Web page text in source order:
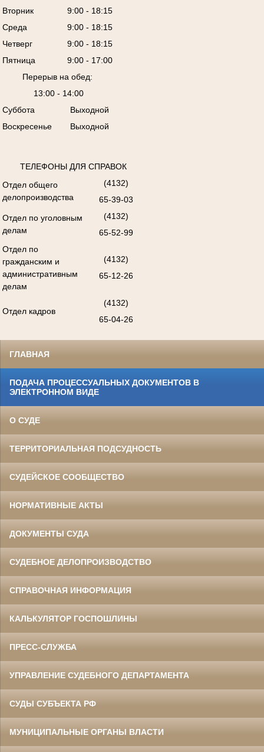
Вторник
9:00 - 18:15
Среда
9:00 - 18:15
Четверг
9:00 - 18:15
Пятница
9:00 - 17:00
Перерыв на обед:
13:00 - 14:00
Суббота
Выходной
Воскресенье
Выходной
ТЕЛЕФОНЫ ДЛЯ СПРАВОК
Отдел общего
делопроизводства
(4132)
65-39-03
Отдел по уголовным
делам
(4132)
65-52-99
Отдел по
гражданским и
административным
делам
(4132)
65-12-26
Отдел кадров
(4132)
65-04-26
ГЛАВНАЯ
ПОДАЧА ПРОЦЕССУАЛЬНЫХ ДОКУМЕНТОВ В
ЭЛЕКТРОННОМ ВИДЕ
О СУДЕ
ТЕРРИТОРИАЛЬНАЯ ПОДСУДНОСТЬ
СУДЕЙСКОЕ СООБЩЕСТВО
НОРМАТИВНЫЕ АКТЫ
ДОКУМЕНТЫ СУДА
СУДЕБНОЕ ДЕЛОПРОИЗВОДСТВО
СПРАВОЧНАЯ ИНФОРМАЦИЯ
КАЛЬКУЛЯТОР ГОСПОШЛИНЫ
ПРЕСС-СЛУЖБА
УПРАВЛЕНИЕ СУДЕБНОГО ДЕПАРТАМЕНТА
СУДЫ СУБЪЕКТА РФ
МУНИЦИПАЛЬНЫЕ ОРГАНЫ ВЛАСТИ